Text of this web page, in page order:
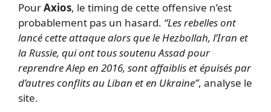
PourAxios, le timing de cette offensive n’est
probablement pas un hasard. “Les rebelles ont
lancé cette attaque alors que le Hezbollah, l’Iran et
la Russie, qui ont tous soutenu Assad pour
reprendre Alep en 2016, sont affaiblis et épuisés par
d’autres conflits au Liban et en Ukraine”, analyse le
site.